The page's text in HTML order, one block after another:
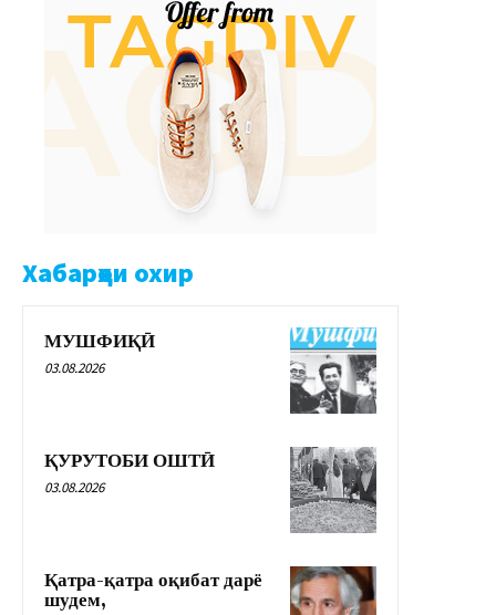
Хабарҳои охир
МУШФИҚӢ
03.08.2026
ҚУРУТОБИ ОШТӢ
03.08.2026
Қатра-қатра оқибат дарё
шудем,